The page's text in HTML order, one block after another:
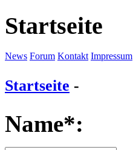
Startseite
News Forum Kontakt Impressum
Startseite -
Name*: